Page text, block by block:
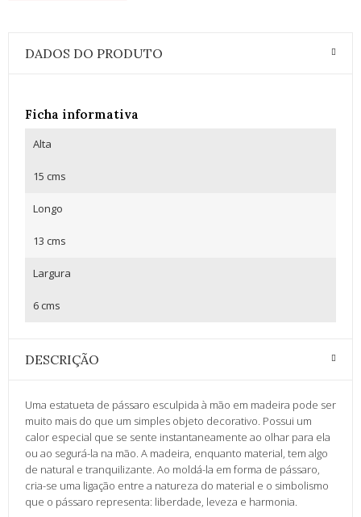
DADOS DO PRODUTO
Ficha informativa
Alta
15 cms
Longo
13 cms
Largura
6 cms
DESCRIÇÃO
Uma estatueta de pássaro esculpida à mão em madeira pode ser
muito mais do que um simples objeto decorativo. Possui um
calor especial que se sente instantaneamente ao olhar para ela
ou ao segurá-la na mão. A madeira, enquanto material, tem algo
de natural e tranquilizante. Ao moldá-la em forma de pássaro,
cria-se uma ligação entre a natureza do material e o simbolismo
que o pássaro representa: liberdade, leveza e harmonia.